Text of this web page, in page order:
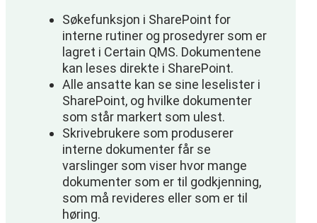
Søkefunksjon i SharePoint for
interne rutiner og prosedyrer som er
lagret i Certain QMS. Dokumentene
kan leses direkte i SharePoint.
Alle ansatte kan se sine leselister i
SharePoint, og hvilke dokumenter
som står markert som ulest.
Skrivebrukere som produserer
interne dokumenter får se
varslinger som viser hvor mange
dokumenter som er til godkjenning,
som må revideres eller som er til
høring.